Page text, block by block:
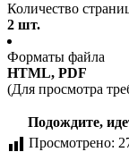
Количество
2 шт.
Форматы файла
HTML, PDF
(Для просмотра
Подождите,
Просмотрено: